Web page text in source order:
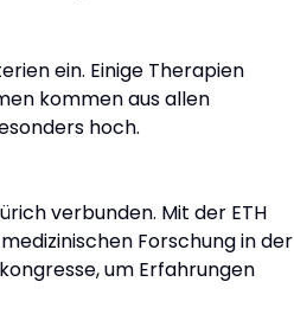
ein. Einige Therapien
kommen aus allen
hoch.
verbunden. Mit der ETH
Forschung in der
um Erfahrungen